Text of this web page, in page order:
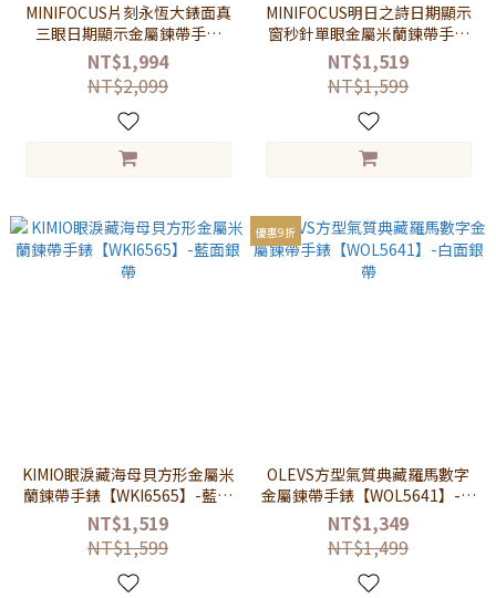
MINIFOCUS片刻永恆大錶面真
三眼日期顯示金屬鍊帶手錶
【WMF0219】-白面玫金帶
NT$1,994
NT$2,099
MINIFOCUS明日之詩日期顯示
窗秒針單眼金屬米蘭鍊帶手錶
【WMF0303】-黑面玫金框黑
帶
NT$1,519
NT$1,599
KIMIO眼淚藏海母貝方形金屬米
蘭鍊帶手錶【WKI6565】-藍面
銀帶
NT$1,519
NT$1,599
優惠9折
OLEVS方型氣質典藏羅馬數字
金屬鍊帶手錶【WOL5641】-白
面銀帶
NT$1,349
NT$1,499